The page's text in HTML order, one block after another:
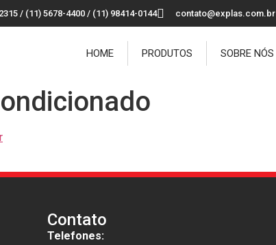
/ (11) 5678-4400 / (11) 98414-0144 contato@explas.com.br
HOME PRODUTOS SOBRE NÓS
Contato
Telefones: